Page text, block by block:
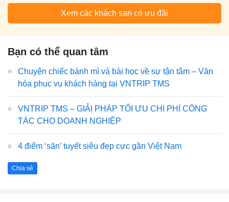
Xem các khách sạn có ưu đãi
Bạn có thể quan tâm
Chuyện chiếc bánh mì và bài học về sự tận tâm – Văn
hóa phục vụ khách hàng tại VNTRIP TMS
VNTRIP TMS – GIẢI PHÁP TỐI ƯU CHI PHÍ CÔNG
TÁC CHO DOANH NGHIỆP
4 điểm ‘săn’ tuyết siêu đẹp cực gần Việt Nam
Chia sẻ